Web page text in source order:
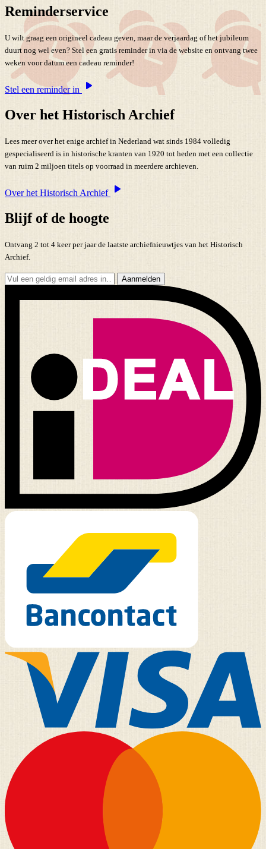
Reminderservice
U wilt graag een origineel cadeau geven, maar de verjaardag of het jubileum
duurt nog wel even? Stel een gratis reminder in via de website en ontvang twee
weken voor datum een cadeau reminder!
Stel een reminder in
Over het Historisch Archief
Lees meer over het enige archief in Nederland wat sinds 1984 volledig
gespecialiseerd is in historische kranten van 1920 tot heden met een collectie
van ruim 2 miljoen titels op voorraad in meerdere archieven.
Over het Historisch Archief
Blijf of de hoogte
Ontvang 2 tot 4 keer per jaar de laatste archiefnieuwtjes van het Historisch
Archief.
Aanmelden